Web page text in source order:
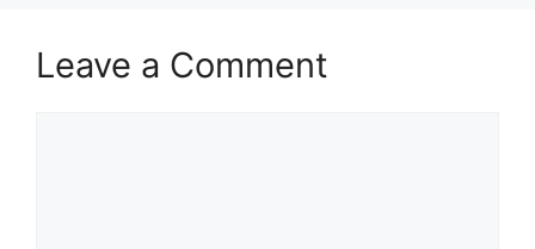
Leave a Comment